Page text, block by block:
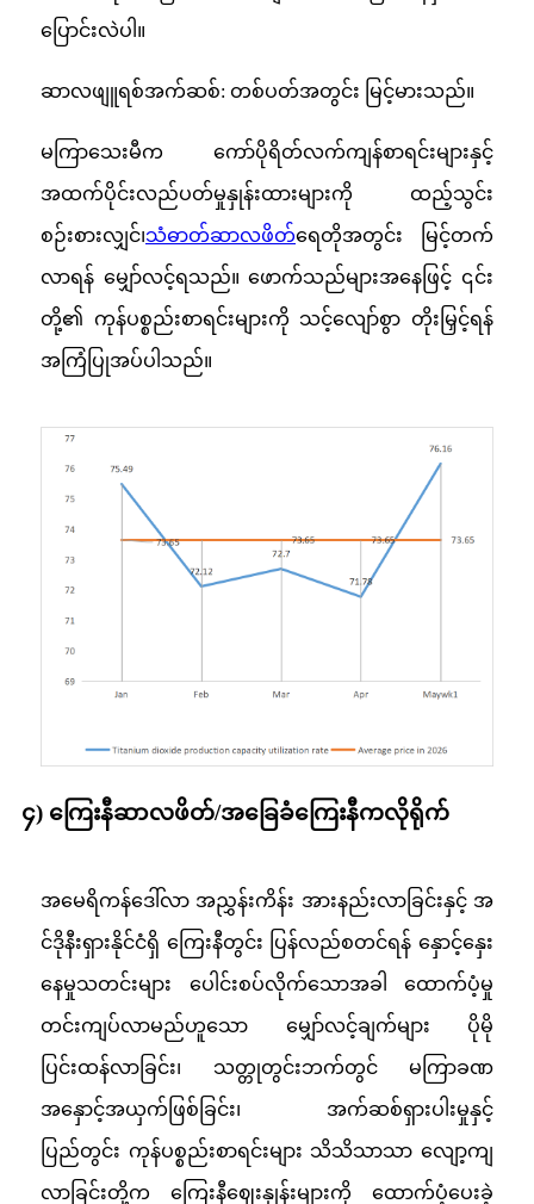
ပြောင်းလဲပါ။
ဆာလဖျူရစ်အက်ဆစ်: တစ်ပတ်အတွင်း မြင့်မားသည်။
မကြာသေးမီက ကော်ပိုရိတ်လက်ကျန်စာရင်းများနှင့်
အထက်ပိုင်းလည်ပတ်မှုနှုန်းထားများကို ထည့်သွင်း
စဉ်းစားလျှင်၊သံဓာတ်ဆာလဖိတ်ရေတိုအတွင်း မြင့်တက်
လာရန် မျှော်လင့်ရသည်။ ဖောက်သည်များအနေဖြင့် ၎င်း
တို့၏ ကုန်ပစ္စည်းစာရင်းများကို သင့်လျော်စွာ တိုးမြှင့်ရန်
အကြံပြုအပ်ပါသည်။
၄) ကြေးနီဆာလဖိတ်/အခြေခံကြေးနီကလိုရိုက်
အမေရိကန်ဒေါ်လာ အညွှန်းကိန်း အားနည်းလာခြင်းနှင့် အ
င်ဒိုနီးရှားနိုင်ငံရှိ ကြေးနီတွင်း ပြန်လည်စတင်ရန် နှောင့်နှေး
နေမှုသတင်းများ ပေါင်းစပ်လိုက်သောအခါ ထောက်ပံ့မှု
တင်းကျပ်လာမည်ဟူသော မျှော်လင့်ချက်များ ပိုမို
ပြင်းထန်လာခြင်း၊ သတ္တုတွင်းဘက်တွင် မကြာခဏ
အနှောင့်အယှက်ဖြစ်ခြင်း၊ အက်ဆစ်ရှားပါးမှုနှင့်
ပြည်တွင်း ကုန်ပစ္စည်းစာရင်းများ သိသိသာသာ လျော့ကျ
လာခြင်းတို့က ကြေးနီဈေးနှုန်းများကို ထောက်ပံ့ပေးခဲ့